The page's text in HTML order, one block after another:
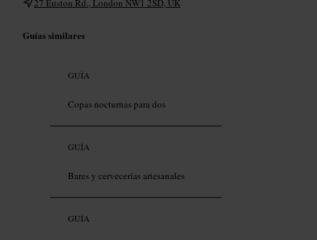
27 Euston Rd., London NW1 2SD, UK
Guías similares
GUÍA
Copas nocturnas para dos
GUÍA
Bares y cervecerías artesanales
GUÍA